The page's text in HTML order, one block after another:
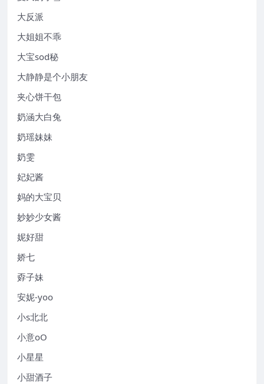
大反派
大姐姐不乖
大宝sod秘
大静静是个小朋友
夹心饼干包
奶涵大白兔
奶瑶妹妹
奶雯
妃妃酱
妈的大宝贝
妙妙少女酱
妮好甜
娇七
孬子妹
安妮-yoo
小s北北
小意oO
小星星
小甜酒子